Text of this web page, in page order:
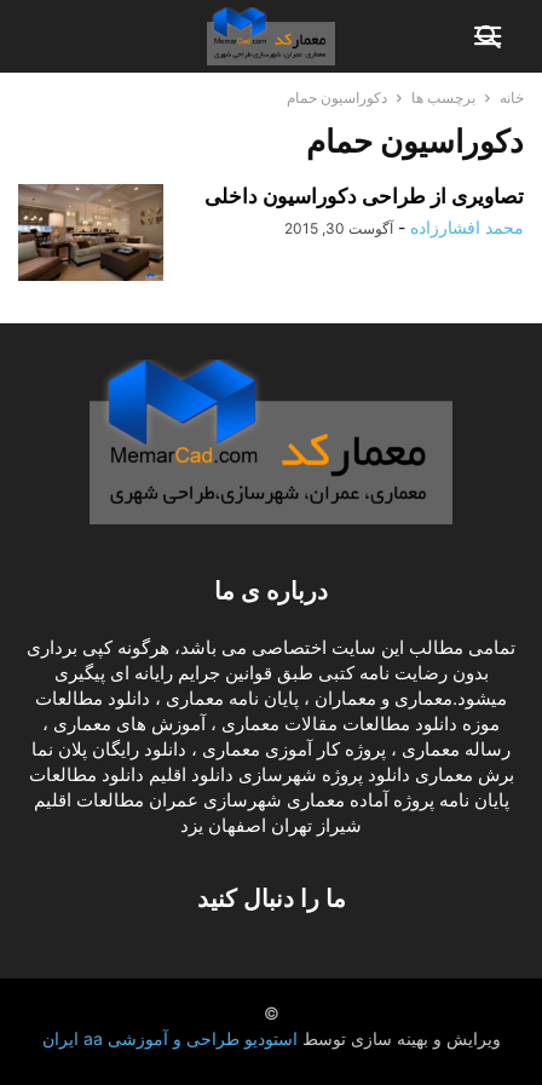
خانه برچسب ها دکوراسیون حمام
دکوراسیون حمام
تصاویری از طراحی دکوراسیون داخلی
محمد افشارزاده - آگوست 30, 2015
درباره ی ما
تمامی مطالب این سایت اختصاصی می باشد، هرگونه کپی برداری
بدون رضایت نامه کتبی طبق قوانین جرایم رایانه ای پیگیری
میشود.معماری و معماران ، پایان نامه معماری ، دانلود مطالعات
موزه دانلود مطالعات مقالات معماری ، آموزش های معماری ،
رساله معماری ، پروژه کار آموزی معماری ، دانلود رایگان پلان نما
برش معماری دانلود پروژه شهرسازی دانلود اقلیم دانلود مطالعات
پایان نامه پروژه آماده معماری شهرسازی عمران مطالعات اقلیم
شیراز تهران اصفهان یزد
ما را دنبال کنید
©
ویرایش و بهینه سازی توسط استودیو طراحی و آموزشی aa ایران